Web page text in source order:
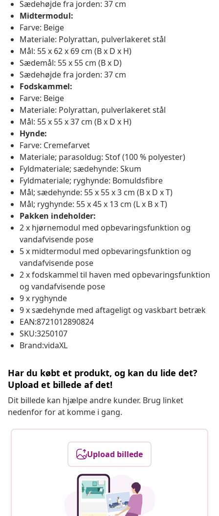
Sædehøjde fra jorden: 37 cm
Midtermodul:
Farve: Beige
Materiale: Polyrattan, pulverlakeret stål
Mål: 55 x 62 x 69 cm (B x D x H)
Sædemål: 55 x 55 cm (B x D)
Sædehøjde fra jorden: 37 cm
Fodskammel:
Farve: Beige
Materiale: Polyrattan, pulverlakeret stål
Mål: 55 x 55 x 37 cm (B x D x H)
Hynde:
Farve: Cremefarvet
Materiale; parasoldug: Stof (100 % polyester)
Fyldmateriale; sædehynde: Skum
Fyldmateriale; ryghynde: Bomuldsfibre
Mål; sædehynde: 55 x 55 x 3 cm (B x D x T)
Mål; ryghynde: 55 x 45 x 13 cm (L x B x T)
Pakken indeholder:
2 x hjørnemodul med opbevaringsfunktion og
vandafvisende pose
5 x midtermodul med opbevaringsfunktion og
vandafvisende pose
2 x fodskammel til haven med opbevaringsfunktion
og vandafvisende pose
9 x ryghynde
9 x sædehynde med aftageligt og vaskbart betræk
EAN:8721012890824
SKU:3250107
Brand:vidaXL
Har du købt et produkt, og kan du lide det?
Upload et billede af det!
Dit billede kan hjælpe andre kunder. Brug linket
nedenfor for at komme i gang.
Upload billede